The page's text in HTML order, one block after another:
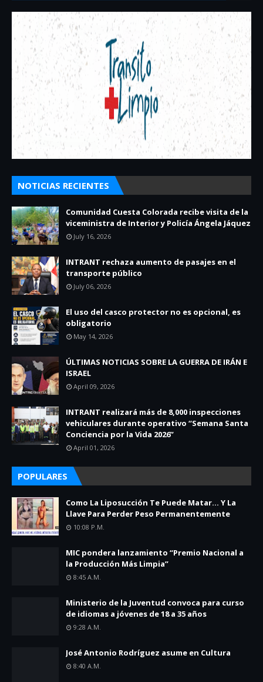
NOTICIAS RECIENTES
Comunidad Cuesta Colorada recibe visita de la
viceministra de Interior y Policía Ángela Jáquez
July 16, 2026
INTRANT rechaza aumento de pasajes en el
transporte público
July 06, 2026
El uso del casco protector no es opcional, es
obligatorio
May 14, 2026
ÚLTIMAS NOTICIAS SOBRE LA GUERRA DE IRÁN E
ISRAEL
April 09, 2026
INTRANT realizará más de 8,000 inspecciones
vehiculares durante operativo “Semana Santa
Conciencia por la Vida 2026”
April 01, 2026
POPULARES
Como La Liposucción Te Puede Matar… Y La
Llave Para Perder Peso Permanentemente
10:08 P.m.
MIC pondera lanzamiento “Premio Nacional a
la Producción Más Limpia”
8:45 A.m.
Ministerio de la Juventud convoca para curso
de idiomas a jóvenes de 18 a 35 años
9:28 A.m.
José Antonio Rodríguez asume en Cultura
8:40 A.m.